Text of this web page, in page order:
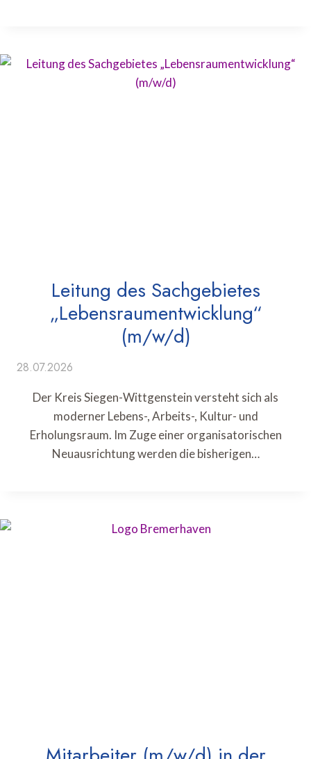
Leitung des Sachgebietes
„Lebensraumentwicklung“
(m/w/d)
28.07.2026
Der Kreis Siegen-Wittgenstein versteht sich als
moderner Lebens-, Arbeits-, Kultur- und
Erholungsraum. Im Zuge einer organisatorischen
Neuausrichtung werden die bisherigen…